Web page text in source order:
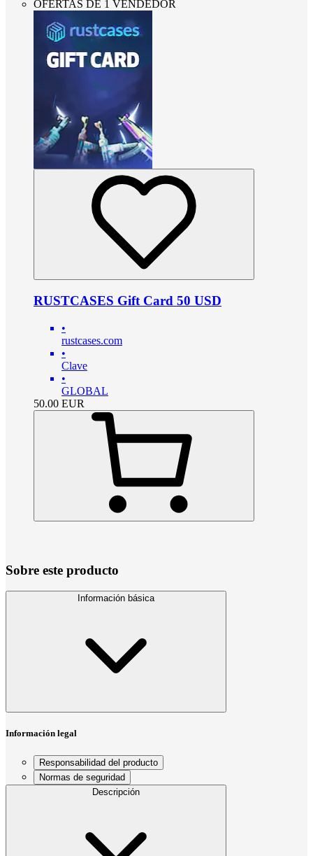
OFERTAS DE 1 VENDEDOR
RUSTCASES Gift Card 50 USD
•
rustcases.com
•
Clave
•
GLOBAL
50.00 EUR
Sobre este producto
Información básica
Información legal
Responsabilidad del producto
Normas de seguridad
Descripción